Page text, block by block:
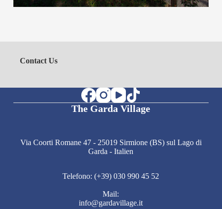
Contact Us
The Garda Village
Via Coorti Romane 47 - 25019 Sirmione (BS) sul Lago di
Garda - Italien
Telefono: (+39) 030 990 45 52
Mail:
info@gardavillage.it